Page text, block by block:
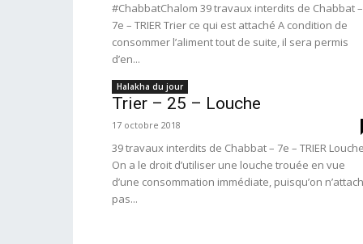
#ChabbatChalom 39 travaux interdits de Chabbat –
7e – TRIER Trier ce qui est attaché A condition de
consommer l’aliment tout de suite, il sera permis
d’en...
Halakha du jour
Trier – 25 – Louche
17 octobre 2018
39 travaux interdits de Chabbat – 7e – TRIER Louche
On a le droit d’utiliser une louche trouée en vue
d’une consommation immédiate, puisqu’on
pas...